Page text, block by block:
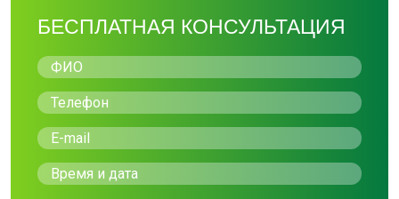
БЕСПЛАТНАЯ КОНСУЛЬТАЦИЯ